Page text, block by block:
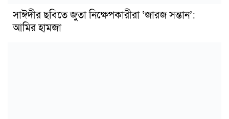
সাঈদীর ছবিতে জুতা নিক্ষেপকারীরা ‘জারজ সন্তান’:
আমির হামজা